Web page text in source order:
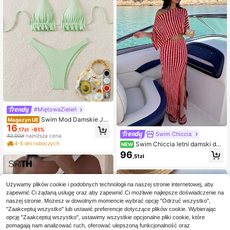
8
#MiętowaZieleń
Magazyn UE Swim Mod Damskie Je
dnokolorowe Bikini Z Falbaniastymi
Ramiączkami I Seksownym Topem
Bandeau, Bezprzewodowe, Letnia
Plaża
16 ,17zł -61%
42,00złnajniższa cena
4-5 dni roboczych
Swim Chiccia
NEW Swim Chiccia letni damski dw
uczęściowy zestaw Y2K, seksown
y oversize top z odkrytymi ramiona
ana spódnica z wysokim rozcięcie
siasty crop top z rękawami nietoper
z i długa spódnica narzutka na strój
kąpielowy, zestaw plażowy dla kob
iet, letnia narzutka na plażę, odpow
iedni na wakacje nad morzem i cod
zienne randki
96 ,51zł
Używamy plików cookie i podobnych technologii na naszej stronie internetowej, aby
zapewnić Ci żądaną usługę oraz aby zapewnić Ci możliwie najlepsze doświadczenie na
naszej stronie. Możesz w dowolnym momencie wybrać opcję "Odrzuć wszystko",
"Zaakceptuj wszystko" lub ustawić preferencje dotyczące plików cookie. Wybierając
opcję "Zaakceptuj wszystko", ustawimy wszystkie opcjonalne pliki cookie, które
pomagają nam analizować ruch, oferować ulepszoną funkcjonalność oraz